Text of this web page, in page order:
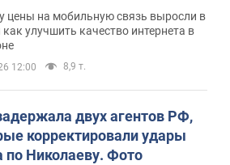
на цены
цены на мобильную связь выросли в
улучшить качество интернета в
12:00 8,9 т.
двух агентов РФ,
корректировали удары
по Николаеву. Фото